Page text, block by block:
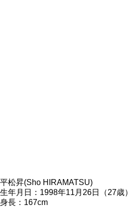
平松昇(Sho HIRAMATSU)
生年月日：1998年11月26日（27歳）
身長：167cm